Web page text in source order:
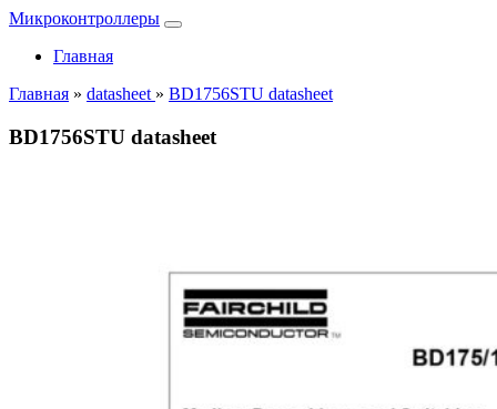
Микроконтроллеры
Главная
Главная » datasheet » BD1756STU datasheet
BD1756STU datasheet